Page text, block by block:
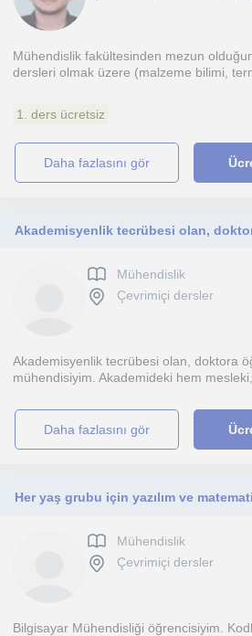
Mühendislik fakültesinden mezun
dersleri olmak üzere (malzeme bilimi,
1. ders ücretsiz
daha fazlasını gör
Mühendislik
Çevrimiçi dersler
Akademisyenlik tecrübesi olan, doktora
mühendisiyim. Akademideki hem
daha fazlasını gör
Her yaş grubu için yazılım ve
Mühendislik
Çevrimiçi dersler
Bilgisayar Mühendisliği öğrencisiyim.